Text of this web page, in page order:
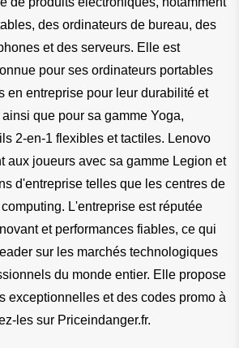
des ordinateurs de bureau, des
et des serveurs. Elle est
pour ses ordinateurs portables
en entreprise pour leur durabilité et
que pour sa gamme Yoga,
2-en-1 flexibles et tactiles. Lenovo
aux joueurs avec sa gamme Legion et
d'entreprise telles que les centres de
L'entreprise est réputée
et performances fiables, ce qui
sur les marchés technologiques
du monde entier. Elle propose
exceptionnelles et des codes promo à
les sur Priceindanger.fr.